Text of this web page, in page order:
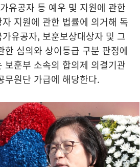
유공자 등 예우 및 지원에 관한
지원에 관한 법률에 의거해 독
유공자, 보훈보상대상자 및 그
한 심의와 상이등급 구분 판정에
보훈부 소속의 합의제 의결기관
무원단 가급에 해당한다.